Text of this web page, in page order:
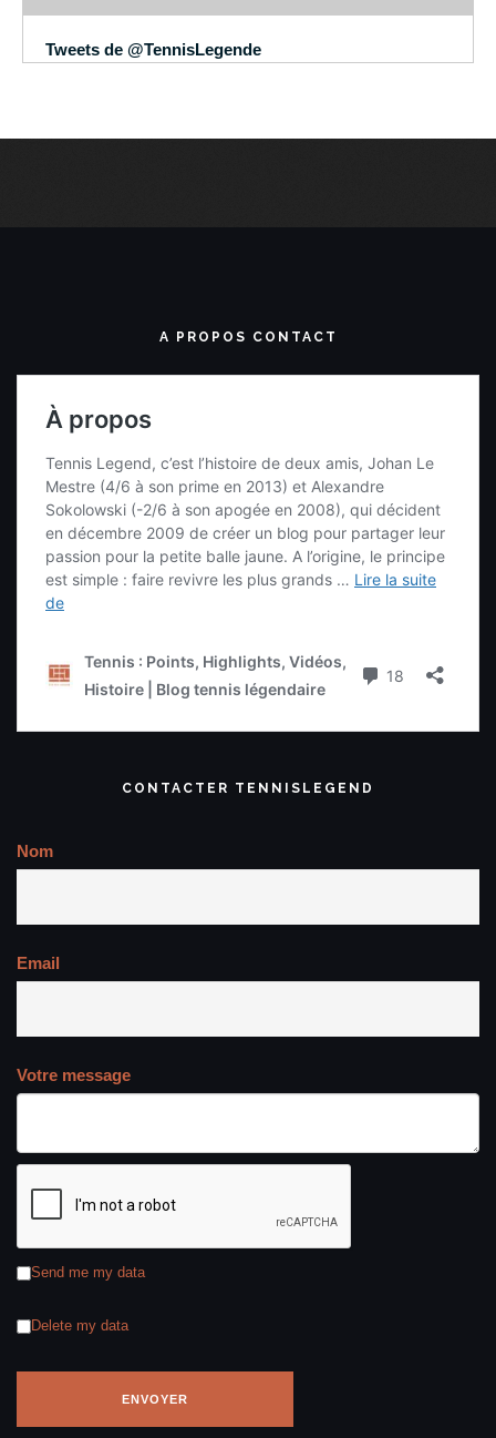
Tweets de @TennisLegende
A PROPOS CONTACT
CONTACTER TENNISLEGEND
Nom
Email
Votre message
Send me my data
Delete my data